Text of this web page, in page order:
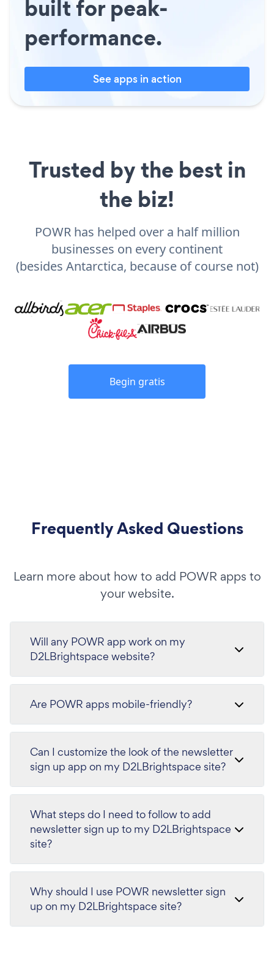
built for peak-
performance.
See apps in action
Trusted by the best in
the biz!
POWR has helped over a half million
businesses on every continent
(besides Antarctica, because of course not)
Begin gratis
Frequently Asked Questions
Learn more about how to add POWR apps to
your website.
Will any POWR app work on my
D2LBrightspace website?
Are POWR apps mobile-friendly?
Can I customize the look of the newsletter
sign up app on my D2LBrightspace site?
What steps do I need to follow to add
newsletter sign up to my D2LBrightspace
site?
Why should I use POWR newsletter sign
up on my D2LBrightspace site?